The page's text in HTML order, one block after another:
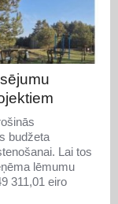
budžeta
Lai tos
lēmumu
311,01 eiro